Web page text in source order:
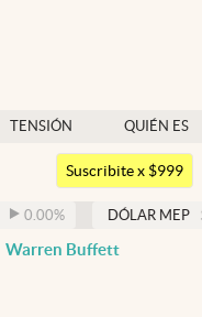
TENSIÓN
GEOPOLÍTICA
QUIÉN ES
QUIÉN
Argentina
Suscribite x $999
DÓLAR MEP 1521,52
Warren Buffett